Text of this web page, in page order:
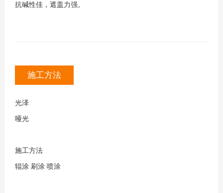
抗碱性佳，遮盖力强。
施工方法
光泽
哑光
施工方法
辊涂 刷涂 喷涂